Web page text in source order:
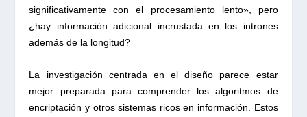
significativamente con el procesamiento lento», pero
¿hay información adicional incrustada en los intrones
además de la longitud?
La investigación centrada en el diseño parece estar
mejor preparada para comprender los algoritmos de
encriptación y otros sistemas ricos en información. Estos